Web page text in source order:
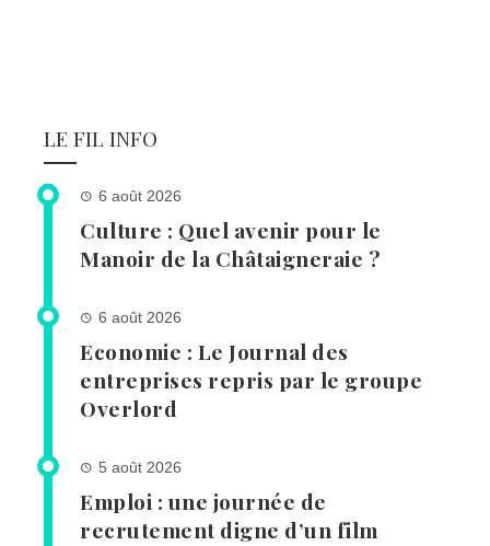
LE FIL INFO
6 août 2026
Culture : Quel avenir pour le
Manoir de la Châtaigneraie ?
6 août 2026
Economie : Le Journal des
entreprises repris par le groupe
Overlord
5 août 2026
Emploi : une journée de
recrutement digne d’un film